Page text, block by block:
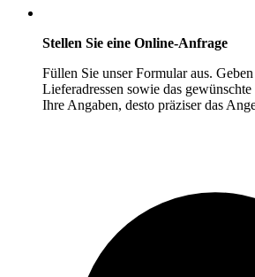
Stellen Sie eine Online-Anfrage
Füllen Sie unser Formular aus.
Lieferadressen sowie das
Ihre Angaben, desto präziser das